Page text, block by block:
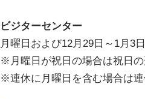
ビジターセンター
月曜日および12月29日～1月3日
※月曜日が祝日の場合は祝日の
※連休に月曜日を含む場合は連